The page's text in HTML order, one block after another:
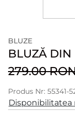
BLUZE
BLUZĂ DIN
279.00
Produs Nr: 55341-
Disponibilitatea